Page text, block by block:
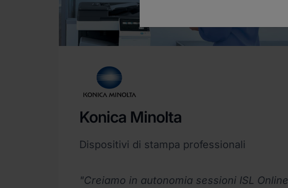
Konica Minolta
Dispositivi di stampa professionali
"Creiamo in autonomia sessioni ISL Online